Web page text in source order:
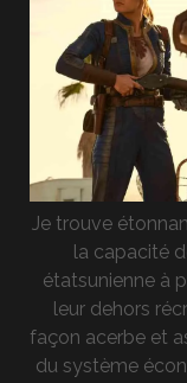
Je trouve
la capacité
étatsunienne à
leur dehors
façon acerbe et
du système